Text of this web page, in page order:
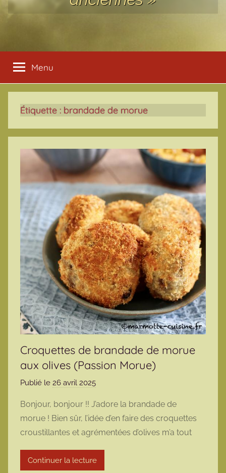
Menu
Étiquette : brandade de morue
Croquettes de brandade de morue
aux olives (Passion Morue)
Publié le 26 avril 2025
r
m
a
r
m
Bonjour, bonjour !! J’adore la brandade de
morue ! Bien sûr, l’idée d’en faire des croquettes
croustillantes et agrémentées d’olives m’a tout
Continuer la lecture